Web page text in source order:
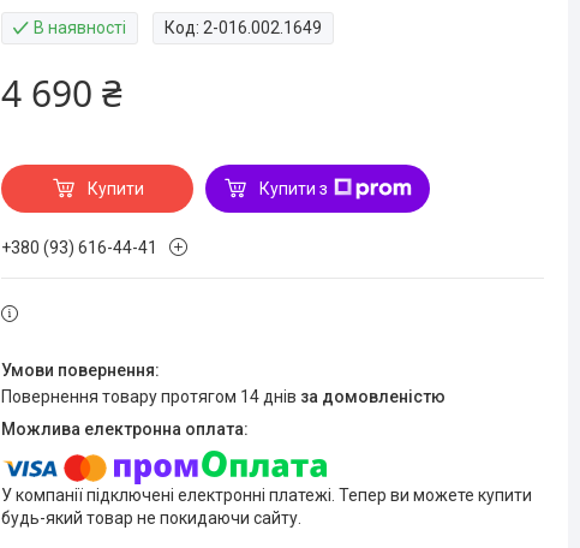
В наявності Код: 2-016.002.1649
4 690 ₴
Купити Купити з
+380 (93) 616-44-41
повернення товару протягом 14 днів за домовленістю
У компанії підключені електронні платежі. Тепер ви можете купити
будь-який товар не покидаючи сайту.